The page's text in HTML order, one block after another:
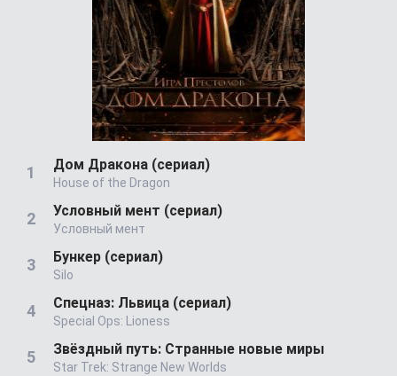
Дом Дракона (сериал)
House of the Dragon
Условный мент (сериал)
Условный мент
Бункер (сериал)
Silo
Спецназ: Львица (сериал)
Special Ops: Lioness
Звёздный путь: Странные новые миры
Star Trek: Strange New Worlds